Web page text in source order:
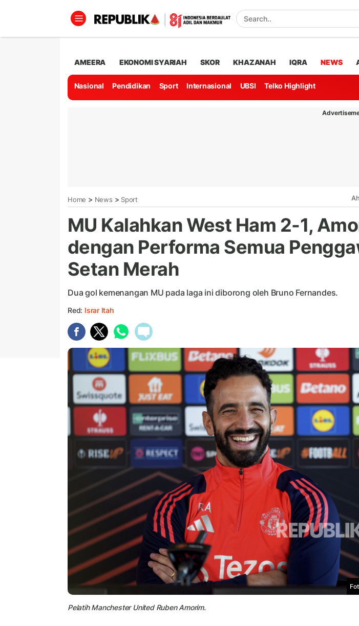
AMEERA EKONOMI SYARIAH SKOR KHAZANAH IQRA NEWS
Nasional Pendidikan Sport Internasional UBSI Telko Highlight
Home > News > Sport
MU Kalahkan West Ham 2-1,
dengan Performa Semua
Setan Merah
Dua gol kemenangan MU pada laga ini diborong oleh Bruno Fernandes.
Red: Israr Itah
Pelatih Manchester United Ruben Amorim.